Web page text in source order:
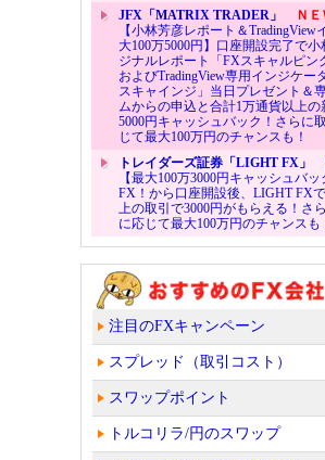
JFX「MATRIX TRADER」
ＮＥ
【小林芳彦レポート＆TradingView
大100万5000円】口座開設完了で小
ジナルレポート「FXスキャルピン
およびTradingView専用インジケー
スキャインジ」当日プレゼント＆
ムからの申込と合計1万通貨以上の
5000円キャッシュバック！さらに
じて最大100万円のチャンスも！
トレイダーズ証券「LIGHT FX」
【最大100万3000円キャッシュバッ
FX！から口座開設後、LIGHT FX
上の取引で3000円がもらえる！さ
に応じて最大100万円のチャンスも
注目のFXキャンペーン
スプレッド（取引コスト）
スワップポイント
トルコリラ/円のスワップ